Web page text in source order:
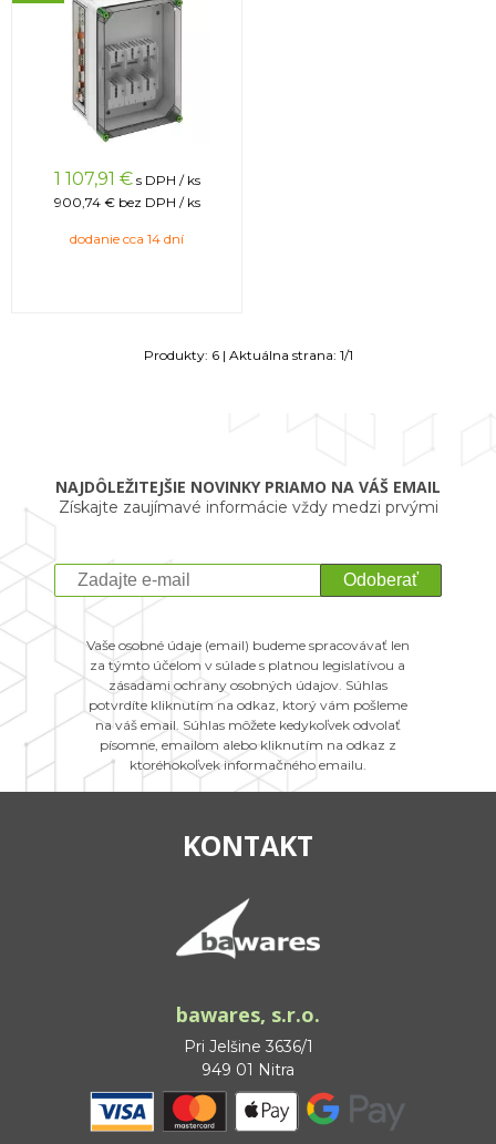
1 107,91 € s DPH / ks
900,74 € bez DPH / ks
dodanie cca 14 dní
Produkty: 6| Aktuálna strana: 1/1
NAJDÔLEŽITEJŠIE NOVINKY PRIAMO NA VÁŠ EMAIL
Získajte zaujímavé informácie vždy medzi prvými
Odoberať
Vaše osobné údaje (email) budeme spracovávať len
za týmto účelom v súlade s platnou legislatívou a
zásadami ochrany osobných údajov. Súhlas
potvrdíte kliknutím na odkaz, ktorý vám pošleme
na váš email. Súhlas môžete kedykoľvek odvolať
písomne, emailom alebo kliknutím na odkaz z
ktoréhokoľvek informačného emailu.
KONTAKT
bawares, s.r.o.
Pri Jelšine 3636/1
949 01 Nitra